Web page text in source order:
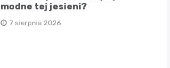
modne tej jesieni?
7 sierpnia 2026